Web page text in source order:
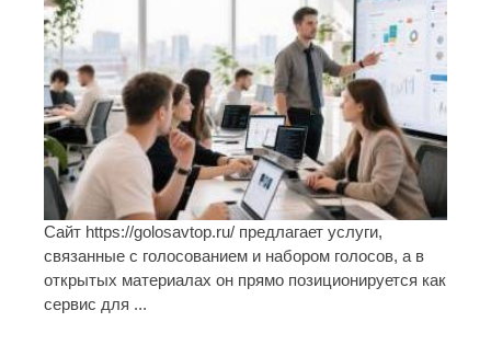
Сайт https://golosavtop.ru/ предлагает услуги,
связанные с голосованием и набором голосов, а в
открытых материалах он прямо позиционируется как
сервис для ...